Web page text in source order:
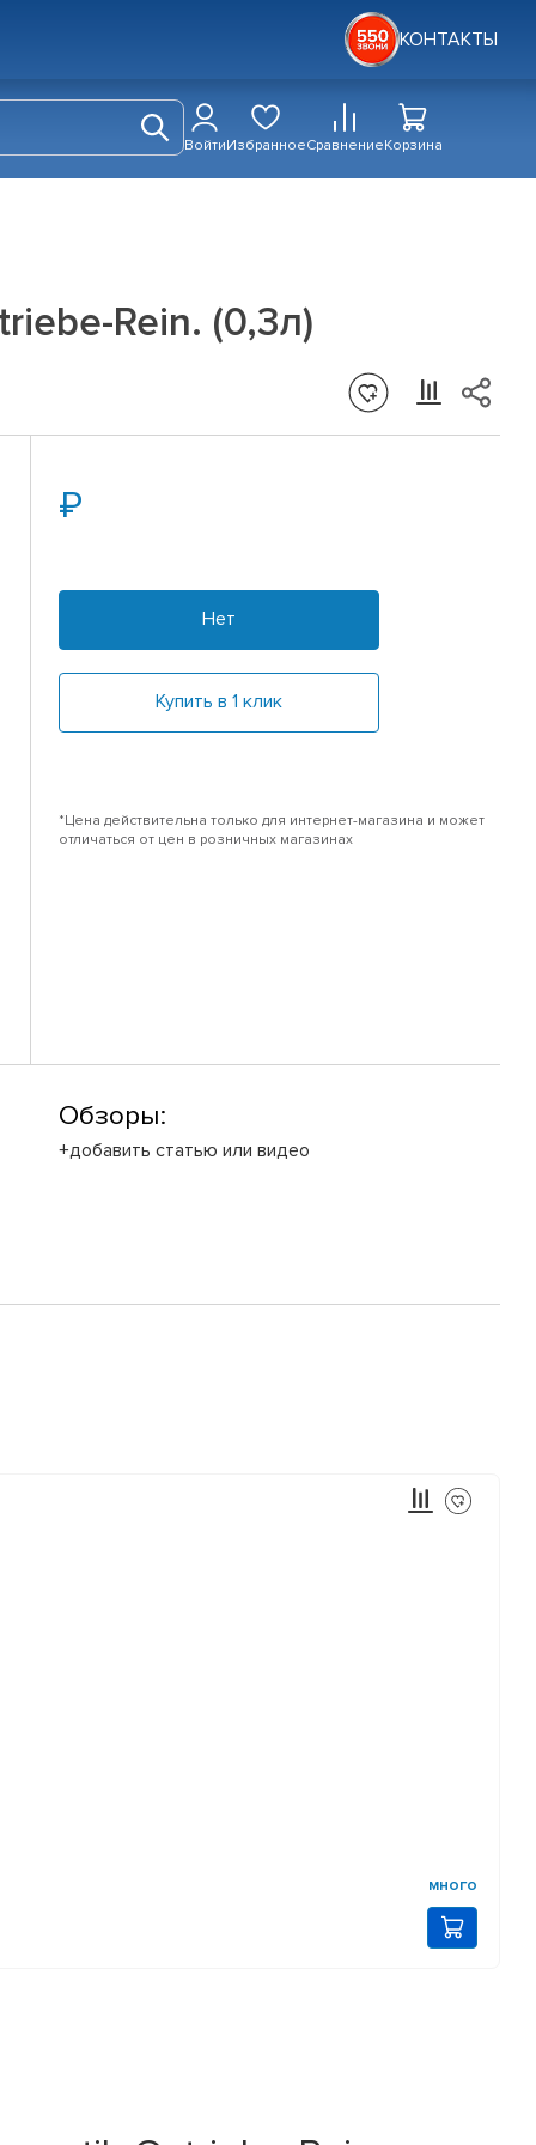
КОНТАКТЫ
ВойтиИзбранноеСравнениеКорзина
Rein. (0,3л)
Нет
Купить в 1 клик
*Цена действительна только для интернет-магазина и может
отличаться от цен в розничных магазинах
Обзоры:
+добавить статью или видео
много